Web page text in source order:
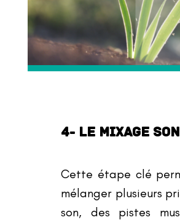
4- LE MIXAGE SON
Cette étape clé
mélanger plusieurs
son, des pistes